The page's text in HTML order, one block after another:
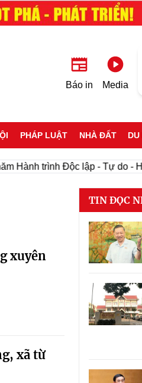
Báo in Media
PHÁP LUẬT NHÀ ĐẤT DU
Hành trình Độc lập - Tự do -
xuyên
xã từ
TIN ĐỌC